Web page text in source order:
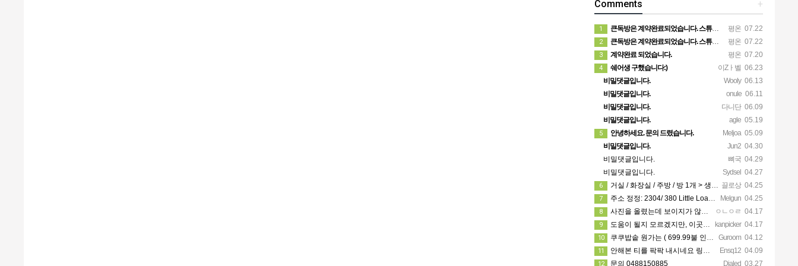
+
Comments
평온 07.22
1
큰독방은 계약완료되었습니다. 스튜디오같은 가장큰방을 2인동시 또는 혼자서 큰독방으로도 즉시입주 가능합니다.
평온 07.22
2
큰독방은 계약완료되었습니다. 스튜디오같은 가장큰방을 2인동시 또는 혼자서 큰독방으로도 즉시입주 가능합니다.
평온 07.20
3
계약완료 되었습니다.
이Zㅏ벨 06.23
4
쉐어생 구했습니다:)
Wooly 06.13
비밀댓글입니다.
onule 06.11
비밀댓글입니다.
다니단 06.09
비밀댓글입니다.
agle 05.19
비밀댓글입니다.
Meljoa 05.09
5
안녕하세요. 문의 드렸습니다.
Jun2 04.30
비밀댓글입니다.
뼈국 04.29
비밀댓글입니다.
Sydsel 04.27
비밀댓글입니다.
끌로상 04.25
6
거실 / 화장실 / 주방 / 방 1개 > 생활용품 무료 사용 가능! 카팍은 없어요!
Melgun 04.25
7
주소 정정: 2304/ 380 Little Loansdale street, 3000
ㅇㄴㅇㄹ 04.17
8
사진을 올렸는데 보이지가 않네요 카톡으로 문의주시면 보내드리겠습니다
kanpicker 04.17
9
도움이 될지 모르겠지만, 이곳에 가셔서 가시고자 하는 지역 한인 업소들을 한 번 둘러보세요. https://…
Guroom 04.12
10
쿠쿠밥솥 원가는 ( 699.99불 인데 쿠폰이랑 세일 할때 사서 540에 산거에요!! )
Ensq12 04.09
11
안해본 티를 팍팍 내시네요 링크 5개 다 조립할려면 8시간이상걸릴겁니다ㅋㅋ 근데 툴은 셀프고 100불?? 어…
Dialed 03.27
12 문의 0488150885